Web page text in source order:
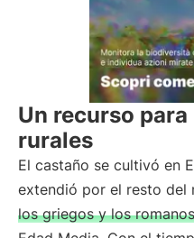
Un recurso
rurales
El castaño se cultivó en
extendió por el resto del
los griegos y los romanos